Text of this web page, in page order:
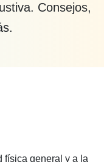
Consejos,
Fitness
física general y a la